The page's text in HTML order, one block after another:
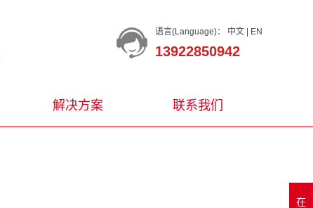
语言(Language)： 中文 EN
13922850942
解决方案 联系我们
在